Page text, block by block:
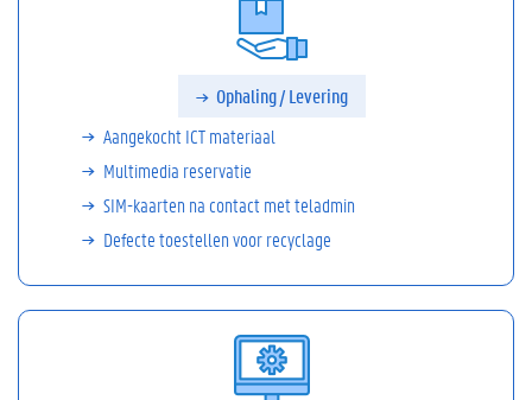
Ophaling / Levering
Aangekocht ICT materiaal
Multimedia reservatie
SIM-kaarten na contact met teladmin
Defecte toestellen voor recyclage